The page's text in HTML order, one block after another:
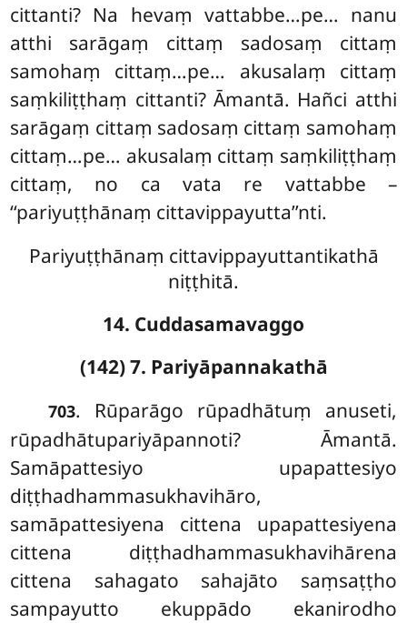
cittanti? Na hevaṃ vattabbe…pe… nanu
atthi sarāgaṃ cittaṃ sadosaṃ cittaṃ
samohaṃ cittaṃ…pe… akusalaṃ cittaṃ
saṃkiliṭṭhaṃ cittanti? Āmantā. Hañci atthi
sarāgaṃ cittaṃ sadosaṃ cittaṃ samohaṃ
cittaṃ…pe… akusalaṃ cittaṃ saṃkiliṭṭhaṃ
cittaṃ, no ca vata re vattabbe –
‘‘pariyuṭṭhānaṃ cittavippayutta’’nti.
Pariyuṭṭhānaṃ cittavippayuttantikathā
niṭṭhitā.
14. Cuddasamavaggo
(142) 7. Pariyāpannakathā
703. Rūparāgo rūpadhātuṃ anuseti,
rūpadhātupariyāpannoti? Āmantā.
Samāpattesiyo upapattesiyo
diṭṭhadhammasukhavihāro,
samāpattesiyena cittena upapattesiyena
cittena diṭṭhadhammasukhavihārena
cittena sahagato sahajāto saṃsaṭṭho
sampayutto ekuppādo ekanirodho